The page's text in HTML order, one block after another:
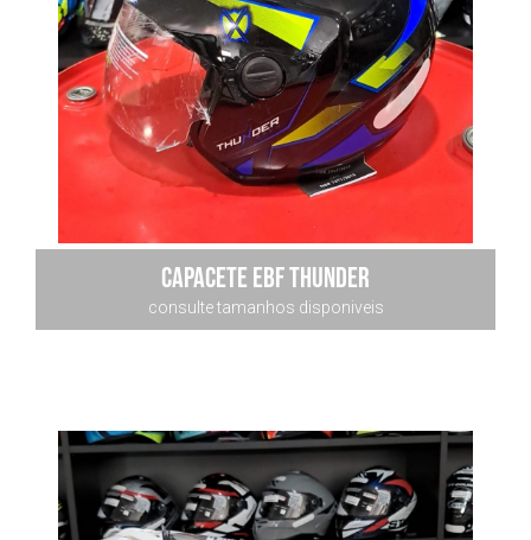
capacete ebf thunder
consulte tamanhos disponiveis